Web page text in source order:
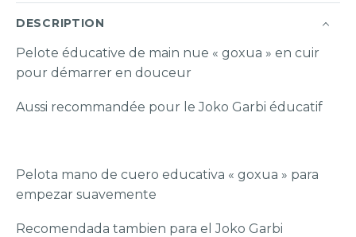
DESCRIPTION
Pelote éducative de main nue « goxua » en cuir
pour démarrer en douceur
Aussi recommandée pour le Joko Garbi éducatif
Pelota mano de cuero educativa « goxua » para
empezar suavemente
Recomendada tambien para el Joko Garbi